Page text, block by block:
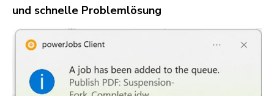
und schnelle Problemlösung